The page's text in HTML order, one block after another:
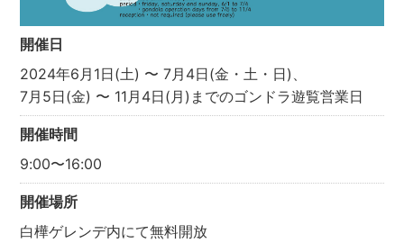
開催日
2024年6月1日(土) 〜 7月4日(金・土・日)、
7月5日(金) 〜 11月4日(月)までのゴンドラ遊覧営業日
開催時間
9:00〜16:00
開催場所
白樺ゲレンデ内にて無料開放